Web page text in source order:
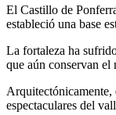
El Castillo de
estableció una base
La fortaleza ha
que aún conservan el
Arquitectónicamente,
espectaculares del